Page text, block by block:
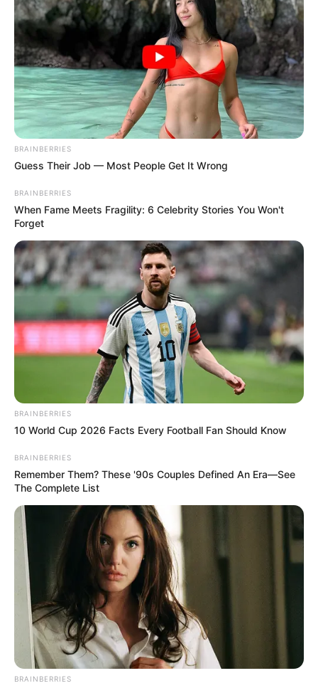
BRAINBERRIES
Guess Their Job — Most People Get It Wrong
BRAINBERRIES
When Fame Meets Fragility: 6 Celebrity Stories You Won't
Forget
BRAINBERRIES
10 World Cup 2026 Facts Every Football Fan Should Know
BRAINBERRIES
Remember Them? These '90s Couples Defined An Era—See
The Complete List
BRAINBERRIES